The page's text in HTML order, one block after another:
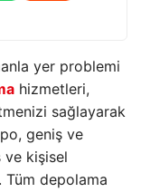
yer problemi
hizmetleri,
sağlayarak
geniş ve
ve kişisel
Tüm depolama